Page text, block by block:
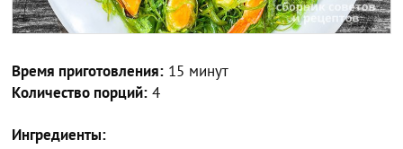
Время приготовления: 15 минут
Количество порций: 4
Ингредиенты: